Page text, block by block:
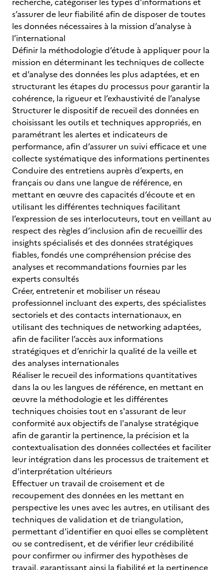
s’assurer de leur fiabilité afin de disposer de toutes
les données nécessaires à la mission d’analyse à
l’international
Définir la méthodologie d’étude à appliquer pour la
mission en déterminant les techniques de collecte
et d’analyse des données les plus adaptées, et en
structurant les étapes du processus pour garantir la
cohérence, la rigueur et l’exhaustivité de l’analyse
Structurer le dispositif de recueil des données en
choisissant les outils et techniques appropriés, en
paramétrant les alertes et indicateurs de
performance, afin d’assurer un suivi efficace et une
collecte systématique des informations pertinentes
Conduire des entretiens auprès d’experts, en
français ou dans une langue de référence, en
mettant en œuvre des capacités d’écoute et en
utilisant les différentes techniques facilitant
l’expression de ses interlocuteurs, tout en veillant au
respect des règles d’inclusion afin de recueillir des
insights spécialisés et des données stratégiques
fiables, fondés une compréhension précise des
analyses et recommandations fournies par les
experts consultés
Créer, entretenir et mobiliser un réseau
professionnel incluant des experts, des spécialistes
sectoriels et des contacts internationaux, en
utilisant des techniques de networking adaptées,
afin de faciliter l’accès aux informations
stratégiques et d’enrichir la qualité de la veille et
des analyses internationales
Réaliser le recueil des informations quantitatives
dans la ou les langues de référence, en mettant en
œuvre la méthodologie et les différentes
techniques choisies tout en s'assurant de leur
conformité aux objectifs de l'analyse stratégique
afin de garantir la pertinence, la précision et la
contextualisation des données collectées et faciliter
leur intégration dans les processus de traitement et
d'interprétation ultérieurs
Effectuer un travail de croisement et de
recoupement des données en les mettant en
perspective les unes avec les autres, en utilisant des
techniques de validation et de triangulation,
permettant d'identifier en quoi elles se complètent
ou se contredisent, et de vérifier leur crédibilité
pour confirmer ou infirmer des hypothèses de
travail, garantissant ainsi la fiabilité et la pertinence